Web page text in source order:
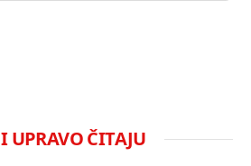
UPRAVO ČITAJU